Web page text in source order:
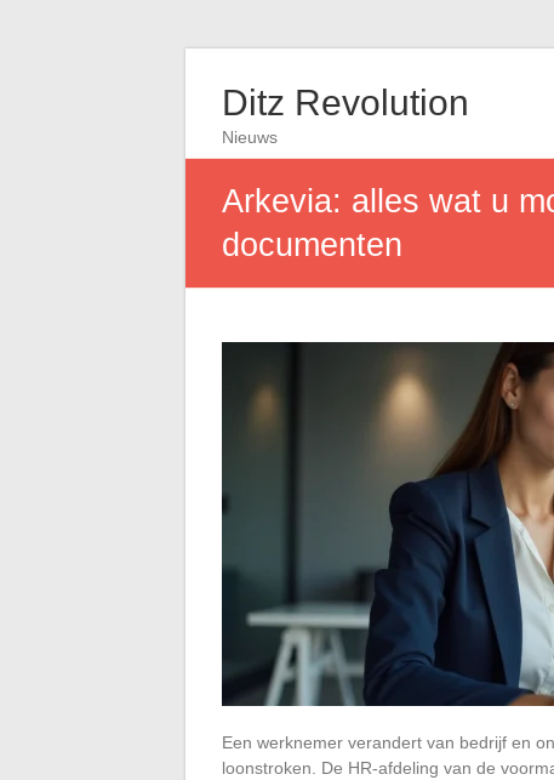
Ditz Revolution
Nieuws
Arkevia: alles wat u
documenten
Een werknemer verandert van bedrijf en
loonstroken. De HR-afdeling van de